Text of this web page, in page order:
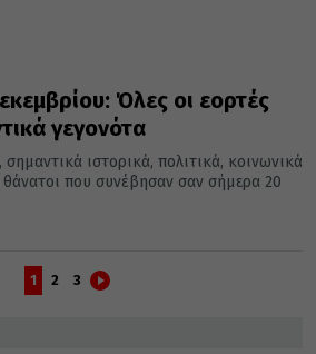
Όλες οι εορτές
γεγονότα
ιστορικά, πολιτικά, κοινωνικά
θάνατοι που συνέβησαν σαν σήμερα 20
1 2 3